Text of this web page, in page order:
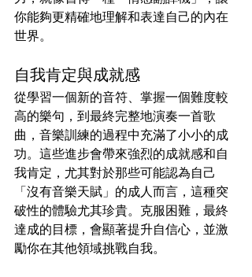
你能夠更精確地理解和表達自己的內在
世界。
自我肯定與成就感
從學習一個新的音符、掌握一個難度較
高的樂句，到最終完整地演奏一首歌
曲，音樂訓練的過程中充滿了小小的成
功。這些進步會帶來強烈的成就感和自
我肯定，尤其對於那些可能認為自己
「沒有音樂天賦」的成人而言，這種突
破性的體驗尤其珍貴。克服困難，最終
達成的目標，會顯著提升自信心，並激
勵你在其他領域挑戰自我。